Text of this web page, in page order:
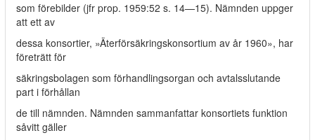
som förebilder (jfr prop. 1959:52 s. 14—15). Nämnden uppger
att ett av
dessa konsortier, »Äterförsäkringskonsortium av år 1960», har
företrätt för­
säkringsbolagen som förhandlingsorgan och avtalsslutande
part i förhållan­
de till nämnden. Nämnden sammanfattar konsortiets funktion
såvitt gäller